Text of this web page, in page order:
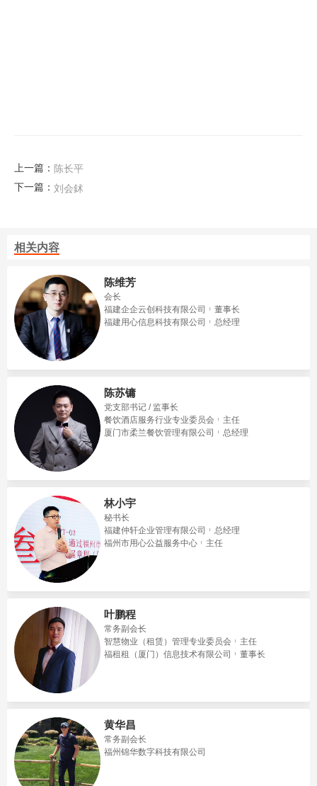
上一篇： 陈长平
下一篇： 刘会鉥
相关内容
陈维芳
会长
福建企企云创科技有限公司
董事长
福建用心信息科技有限公司
总经理
陈苏镛
党支部书记 / 监事长
餐饮酒店服务行业专业委员会
主任
厦门市柔兰餐饮管理有限公司
总经理
林小宇
秘书长
福建仲轩企业管理有限公司
总经理
福州市用心公益服务中心
主任
叶鹏程
常务副会长
智慧物业（租赁）管理专业委员会
主任
福租租（厦门）信息技术有限公司
董事长
黄华昌
常务副会长
福州锦华数字科技有限公司